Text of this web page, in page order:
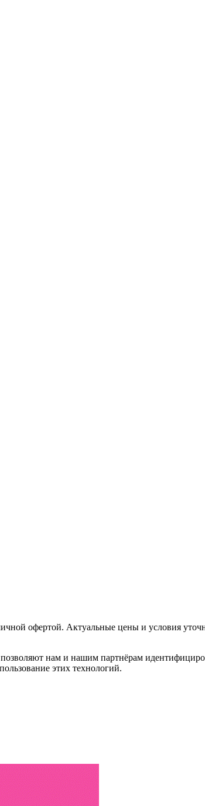
офертой. Актуальные цены и условия
нам и нашим партнёрам
этих технологий.